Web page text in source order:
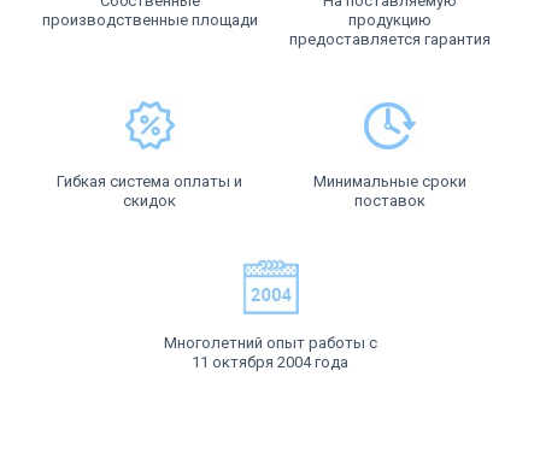
производственные площади
продукцию
предоставляется гарантия
Гибкая система оплаты и
скидок
Минимальные сроки
поставок
Многолетний опыт работы с
11 октября 2004 года